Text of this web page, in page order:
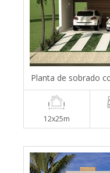
Planta de sobrado
12x25m